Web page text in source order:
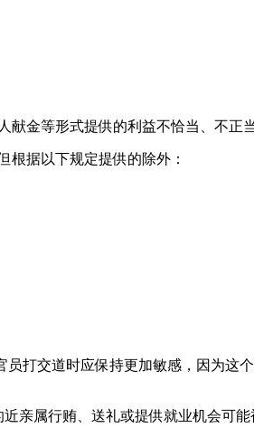
金等形式提供的利益不恰当、不正当
据以下规定提供的除外：
打交道时应保持更加敏感，因为这
亲属行贿、送礼或提供就业机会可